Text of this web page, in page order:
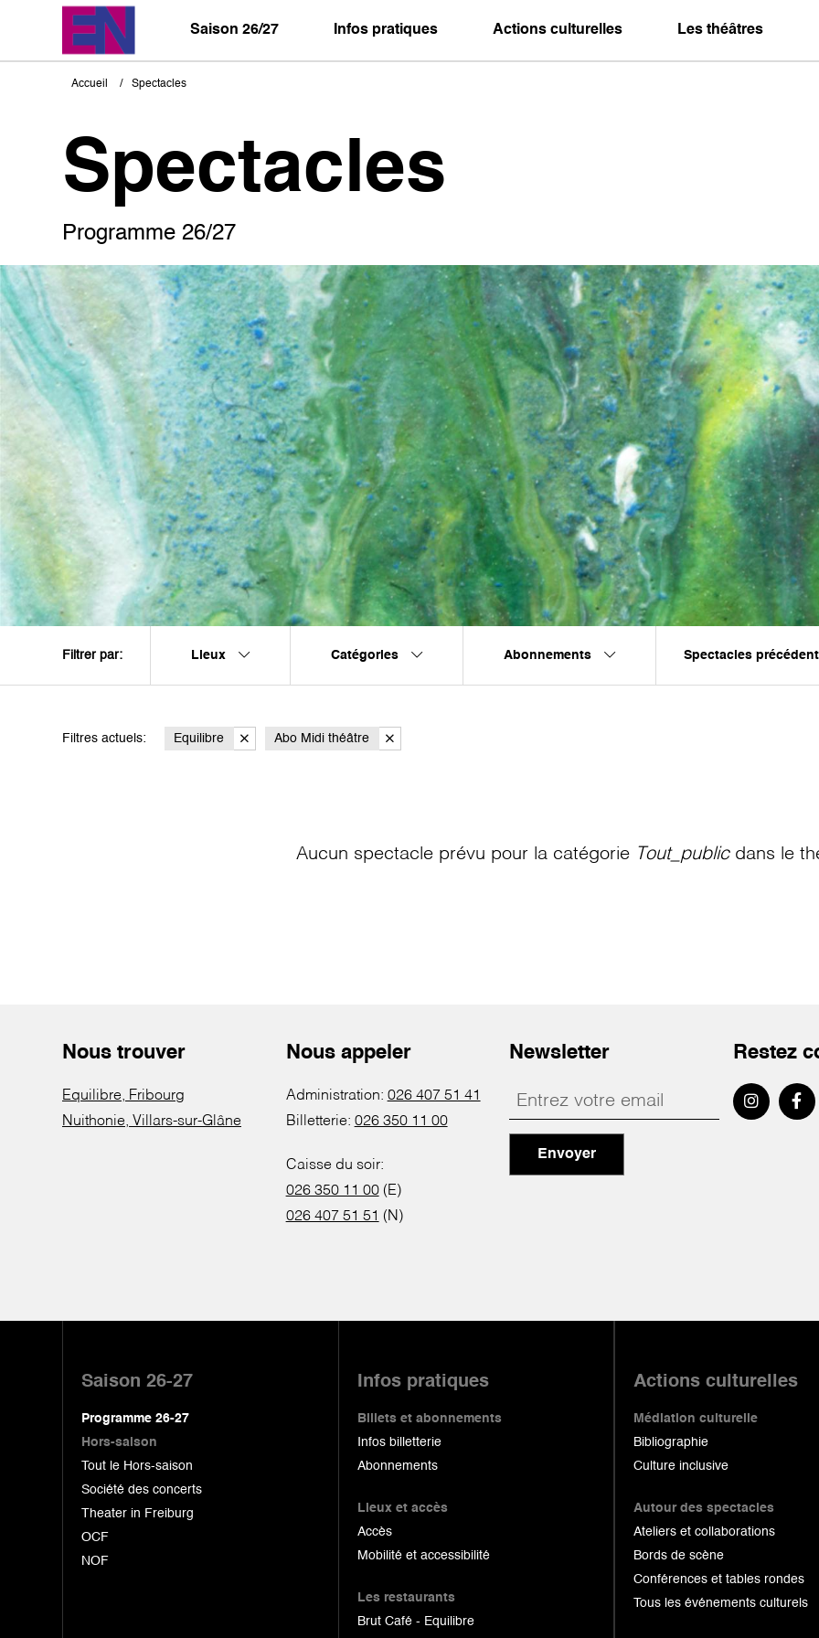
Saison 26/27 Infos pratiques Actions culturelles Les théâtres
Fil
Accueil Spectacles
Spectacles
Programme 26/27
Filtrer par: Lieux Catégories Abonnements Spectacles
Filtres actuels: Equilibre Abo Midi théâtre
Aucun spectacle prévu pour la catégorie Tout_publicdans le
Nous trouver
Equilibre, Fribourg
Nuithonie, Villars-sur-Glâne
Nous appeler
Administration: 026 407 51 41
Billetterie: 026 350 11 00
Caisse du soir:
026 350 11 00(E)
026 407 51 51 (N)
Newsletter
Envoyer
Restez
Saison 26-27
Programme 26-27
Hors-saison
Tout le Hors-saison
Société des concerts
Theater in Freiburg
OCF
NOF
Infos pratiques
Billets et abonnements
Infos billetterie
Abonnements
Lieux et accès
Accès
Mobilité et accessibilité
Les restaurants
Brut Café - Equilibre
Actions culturelles
Médiation culturelle
Bibliographie
Culture inclusive
Autour des spectacles
Ateliers et collaborations
Bords de scène
Conférences et tables rondes
Tous les événements culturels